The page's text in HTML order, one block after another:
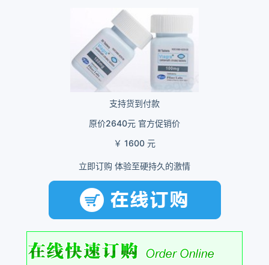
支持货到付款
原价2640元 官方促销价
￥ 1600 元
立即订购 体验至硬持久的激情